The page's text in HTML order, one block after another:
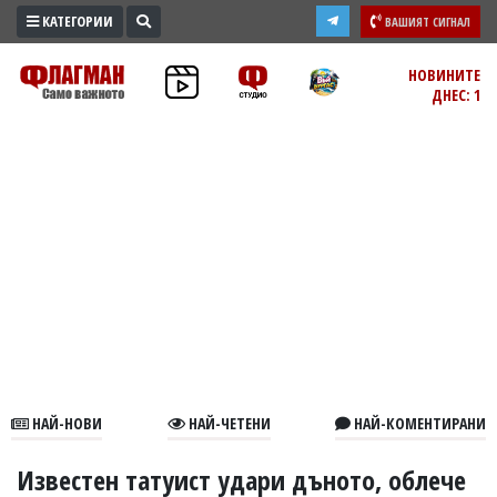
ПРОМО
ЗОНА
В
КАТЕГОРИИ ВАШИЯТ СИГНАЛ
НОВИНИТЕ
ДНЕС: 1
НАЙ-НОВИ НАЙ-ЧЕТЕНИ НАЙ-КОМЕНТИРАНИ
Известен татуист удари дъното, облече